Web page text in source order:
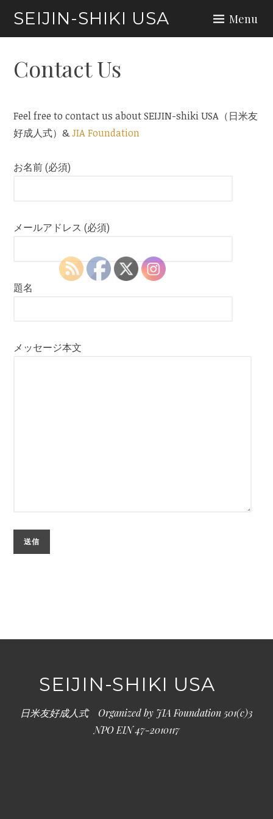
SEIJIN-SHIKI USA Menu
Contact Us
Feel free to contact us about SEIJIN-shiki USA（日米友
好成人式）&JIA Foundation
お名前 (必須)
メールアドレス (必須)
題名
メッセージ本文
SEIJIN-SHIKI USA
日米友好成人式 Organized by JIA Foundation 501(c)3
NPO EIN 47-2010117